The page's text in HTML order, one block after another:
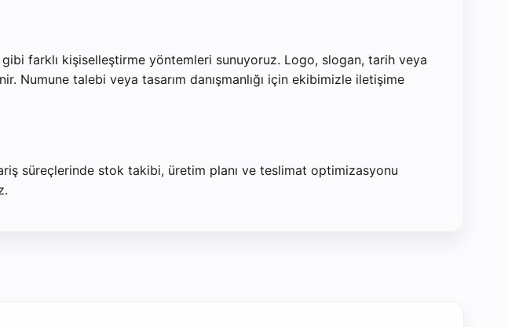
farklı kişiselleştirme yöntemleri sunuyoruz. Logo, slogan, tarih veya
Numune talebi veya tasarım danışmanlığı için ekibimizle iletişime
süreçlerinde stok takibi, üretim planı ve teslimat optimizasyonu